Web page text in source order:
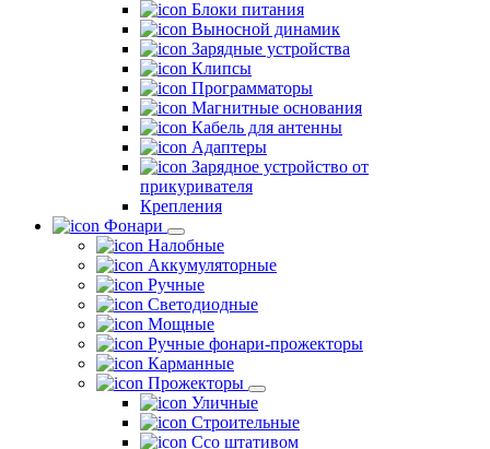
Блоки питания
Выносной динамик
Зарядные устройства
Клипсы
Программаторы
Магнитные основания
Кабель для антенны
Адаптеры
Зарядное устройство от
прикуривателя
Крепления
Фонари
Налобные
Аккумуляторные
Ручные
Светодиодные
Мощные
Ручные фонари-прожекторы
Карманные
Прожекторы
Уличные
Строительные
Ссо штативом